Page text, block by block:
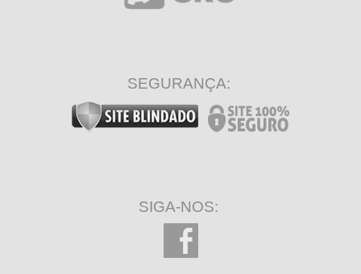
SEGURANÇA:
SIGA-NOS: